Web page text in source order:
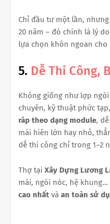
Chỉ đầu tư một lần,
20 năm – đó chính là lý
lựa chọn khôn ngoan cho
5. Dễ Thi Công,
Không giống như lợp
chuyên, kỹ thuật phức
ráp theo dạng module,
mái hiên lớn hay nhỏ,
dễ thi công chỉ trong 1–2
Thợ tại Xây Dựng Lương
mái, ngói nóc, hệ khung…
cao nhất và an toàn sử